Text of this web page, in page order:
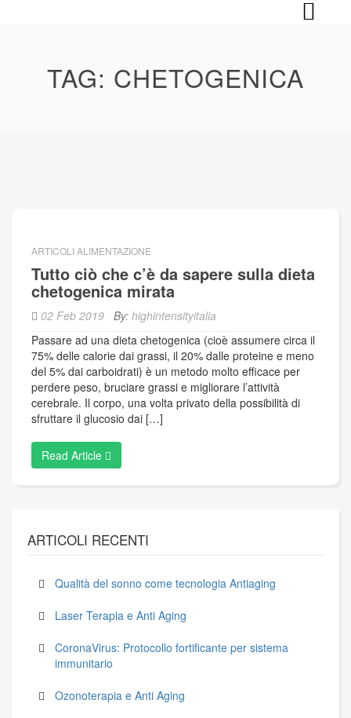
TAG: CHETOGENICA
ARTICOLI ALIMENTAZIONE
Tutto ciò che c’è da sapere sulla dieta
chetogenica mirata
02 Feb 2019 By: highintensityitalia
Passare ad una dieta chetogenica (cioè assumere circa il
75% delle calorie dai grassi, il 20% dalle proteine e meno
del 5% dai carboidrati) è un metodo molto efficace per
perdere peso, bruciare grassi e migliorare l’attività
cerebrale. Il corpo, una volta privato della possibilità di
sfruttare il glucosio dai […]
Read Article
ARTICOLI RECENTI
Qualità del sonno come tecnologia Antiaging
Laser Terapia e Anti Aging
CoronaVirus: Protocollo fortificante per sistema
immunitario
Ozonoterapia e Anti Aging